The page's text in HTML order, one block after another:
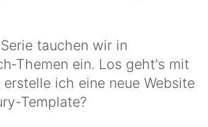
tauchen wir in
ein. Los geht's mit
erstelle ich eine neue Website
Template?